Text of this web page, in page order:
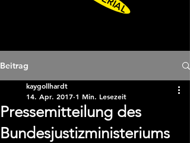
Beitrag
Pressemitteilung des
Bundesjustizministeriums
kaygollhardt
14. Apr. 2017 1 Min. Lesezeit